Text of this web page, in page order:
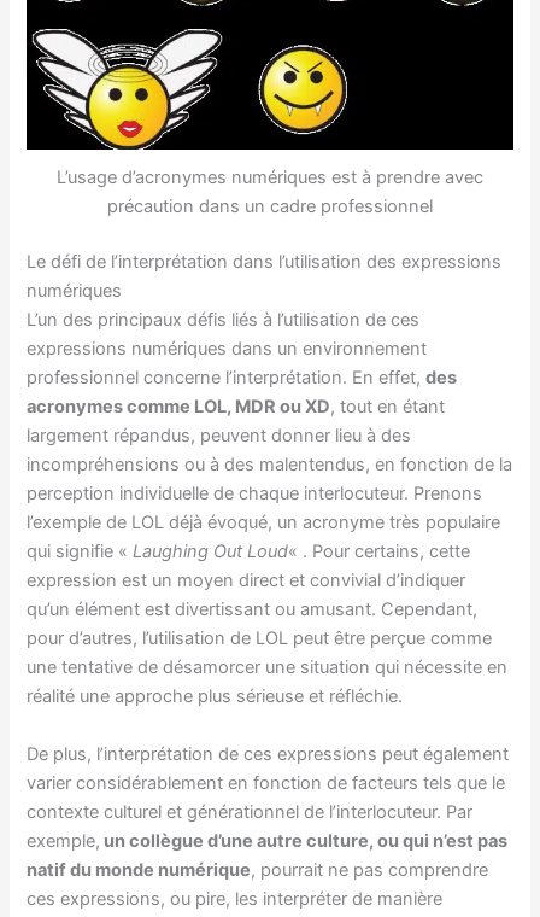
L’usage d’acronymes numériques est à prendre avec
précaution dans un cadre professionnel
Le défi de l’interprétation dans l’utilisation des expressions
numériques
L’un des principaux défis liés à l’utilisation de ces
expressions numériques dans un environnement
professionnel concerne l’interprétation. En effet,des
acronymes comme LOL, MDR ou XD, tout en étant
largement répandus, peuvent donner lieu à des
incompréhensions ou à des malentendus, en fonction de la
perception individuelle de chaque interlocuteur. Prenons
l’exemple de LOL déjà évoqué, un acronyme très populaire
qui signifie «Laughing Out Loud« . Pour certains, cette
expression est un moyen direct et convivial d’indiquer
qu’un élément est divertissant ou amusant. Cependant,
pour d’autres, l’utilisation de LOL peut être perçue comme
une tentative de désamorcer une situation qui nécessite en
réalité une approche plus sérieuse et réfléchie.
De plus, l’interprétation de ces expressions peut également
varier considérablement en fonction de facteurs tels que le
contexte culturel et générationnel de l’interlocuteur. Par
exemple, un collègue d’une autre culture, ou qui n’est pas
natif du monde numérique, pourrait ne pas comprendre
ces expressions, ou pire, les interpréter de manière